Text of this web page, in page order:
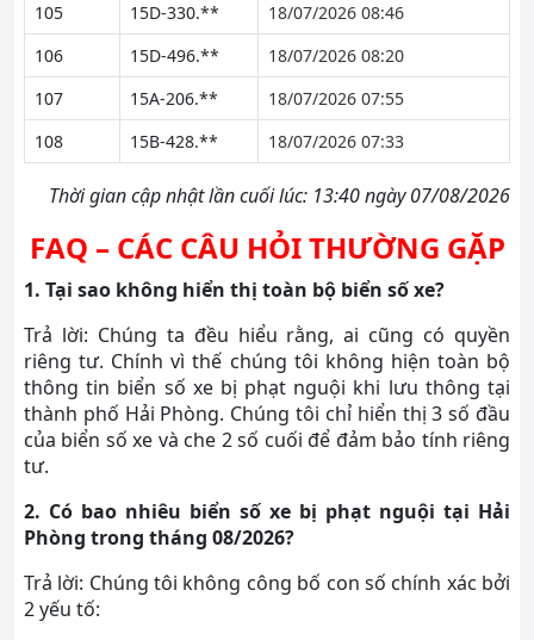
105
15D-330.**
18/07/2026 08:46
106
15D-496.**
18/07/2026 08:20
107
15A-206.**
18/07/2026 07:55
108
15B-428.** 18/07/2026 07:33
Thời gian cập nhật lần cuối lúc: 13:40 ngày 07/08/2026
FAQ – CÁC CÂU HỎI THƯỜNG GẶP
1. Tại sao không hiển thị toàn bộ biển số xe?
Trả lời: Chúng ta đều hiểu rằng, ai cũng có quyền
riêng tư. Chính vì thế chúng tôi không hiện toàn bộ
thông tin biển số xe bị phạt nguội khi lưu thông tại
thành phố Hải Phòng. Chúng tôi chỉ hiển thị 3 số đầu
của biển số xe và che 2 số cuối để đảm bảo tính riêng
tư.
2. Có bao nhiêu biển số xe bị phạt nguội tại Hải
Phòng trong tháng 08/2026?
Trả lời: Chúng tôi không công bố con số chính xác bởi
2 yếu tố: